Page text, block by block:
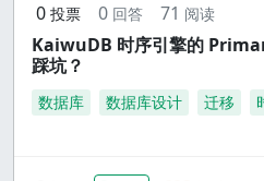
0 投票 0 回答 71 阅读
KaiwuDB 时序引擎的
踩坑？
数据库 数据库设计 迁移